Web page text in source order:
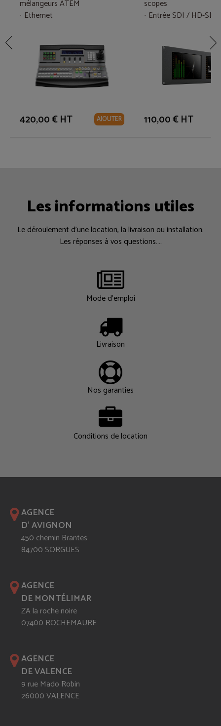
mélangeurs ATEM
Ethernet
420,00 € HT AJOUTER
scopes
Entrée SDI / HD-SDI
vectorscope, parade
110,00 € HT
Les informations utiles
Le déroulement d’une location, la livraison ou installation.
Les réponses à vos questions….
Mode d'emploi
Livraison
Nos garanties
Conditions de location
AGENCE
D' AVIGNON
450 chemin Brantes
84700 SORGUES
AGENCE
DE MONTÉLIMAR
ZA la roche noire
07400 ROCHEMAURE
AGENCE
DE VALENCE
9 rue Mado Robin
26000 VALENCE